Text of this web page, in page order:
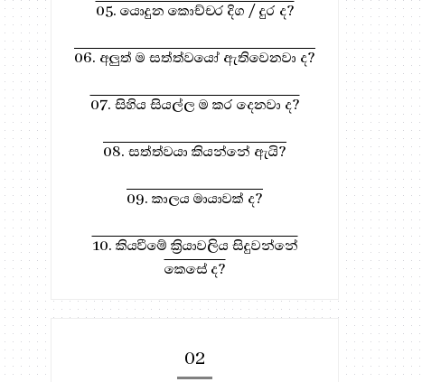
05. යොදුන කොච්චර දිග / දුර ද?
06. අලුත් ම සත්ත්වයෝ ඇතිවෙනවා ද?
07. සිහිය සියල්ල ම කර දෙනවා ද?
08. සත්ත්වයා කියන්නේ ඇයි?
09. කාලය මායාවක් ද?
10. කියවීමේ ක්‍රියාවලිය සිදුවන්නේ
කෙසේ ද?
02